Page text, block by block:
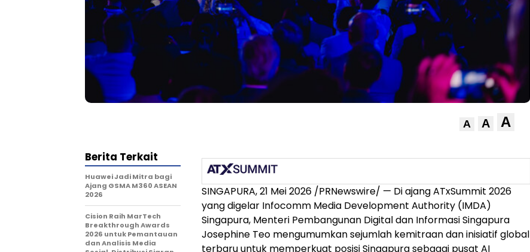
A A A
SINGAPURA, 21 Mei 2026 /PRNewswire/ — Di ajang ATxSummit 2026
yang digelar Infocomm Media Development Authority (IMDA)
Singapura, Menteri Pembangunan Digital dan Informasi Singapura
Josephine Teo mengumumkan sejumlah kemitraan dan inisiatif global
terbaru untuk memperkuat posisi Singapura sebagai pusat AI
Berita Terkait
Huawei Jadi Mitra bagi
Ajang GSMA M360 ASEAN
2026
Cision Raih MarTech
Breakthrough Awards
2026 untuk Pemantauan
dan Analisis Media